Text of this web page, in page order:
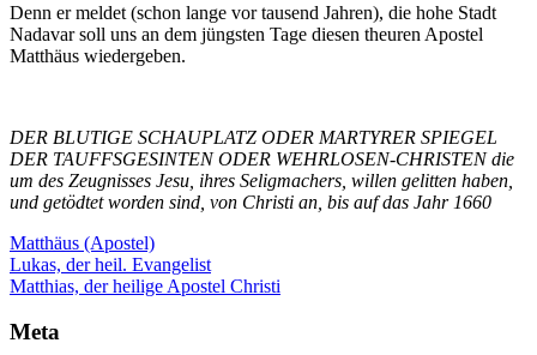
Denn er meldet (schon lange vor tausend Jahren), die hohe Stadt
Nadavar soll uns an dem jüngsten Tage diesen theuren Apostel
Matthäus wiedergeben.
DER BLUTIGE SCHAUPLATZ ODER MARTYRER SPIEGEL
DER TAUFFSGESINTEN ODER WEHRLOSEN-CHRISTEN die
um des Zeugnisses Jesu, ihres Seligmachers, willen gelitten haben,
und getödtet worden sind, von Christi an, bis auf das Jahr 1660
Matthäus (Apostel)
Beitragsnavigation
Lukas, der heil. Evangelist
Matthias, der heilige Apostel Christi
Meta